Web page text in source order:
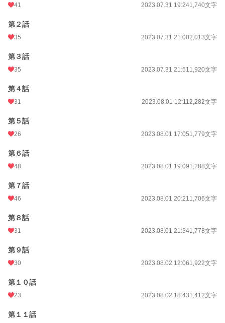
BL
お気に入り
24h.ポイント
文字数
初回公開日時
累計ポイント
41 2023.07.31 19:241,740文字
第２話
35 2023.07.31 21:002,013文字
第３話
35 2023.07.31 21:511,920文字
第４話
31 2023.08.01 12:112,282文字
第５話
26 2023.08.01 17:051,779文字
第６話
48 2023.08.01 19:091,288文字
第７話
46 2023.08.01 20:211,706文字
第８話
31 2023.08.01 21:341,778文字
第９話
30 2023.08.02 12:061,922文字
第１０話
23 2023.08.02 18:431,412文字
第１１話